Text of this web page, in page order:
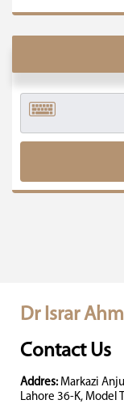
Dr Israr
Contact Us
Addres: Markazi
Lahore 36-K, Model